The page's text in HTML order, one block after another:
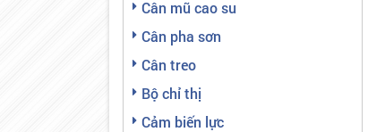
Cân mũ cao su
Cân pha sơn
Cân treo
Bộ chỉ thị
Cảm biến lực